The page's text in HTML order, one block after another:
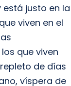
está justo en la
viven en el
que viven
de días
víspera de